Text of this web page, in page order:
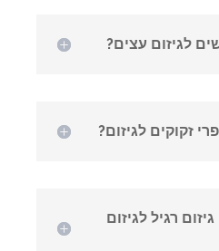
לגיזום עצים?
זקוקים לגיזום?
רגיל לגיזום